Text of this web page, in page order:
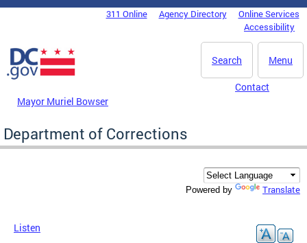
Skip to main content
DC Agency Top Menu311 Online Agency Directory
Online Services
Accessibility
Menu
Search
Mayor Muriel Bowser
Contact
Department of Corrections
Powered by Translate
Listen